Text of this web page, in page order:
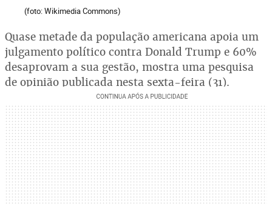
(foto: Wikimedia Commons)
Quase metade da população americana apoia um
julgamento político contra Donald Trump e 60%
desaprovam a sua gestão, mostra uma pesquisa
de opinião publicada nesta sexta-feira (31).